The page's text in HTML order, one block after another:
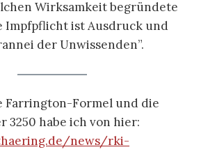
Wirksamkeit begründete
Impfpflicht ist Ausdruck und
der Unwissenden”.
Farrington-Formel und die
3250 habe ich von hier:
news/rki-